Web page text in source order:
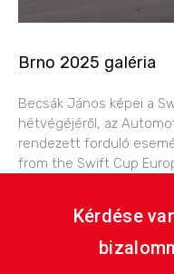
Brno 2025 galéria
Becsák János képei a
hétvégéjéről, az
rendezett forduló
from the Swift Cup
Kérdése